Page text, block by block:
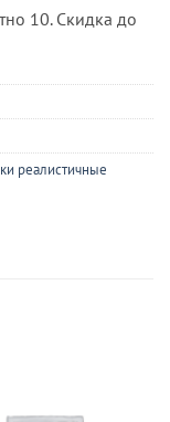
10. Скидка до
реалистичные